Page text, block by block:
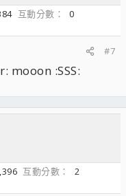
互動分數
0
#7
mooon :SSS:
互動分數
2